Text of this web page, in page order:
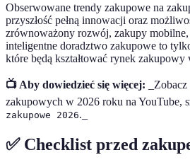
Obserwowane trendy zakupowe na
przyszłość pełną innowacji oraz
zrównoważony rozwój, zakupy
inteligentne doradztwo zakupowe to
które będą kształtować rynek zakupowy
📺 Aby dowiedzieć się więcej:
zakupowych w 2026 roku na YouTube,
zakupowe 2026._
✅ Checklist przed